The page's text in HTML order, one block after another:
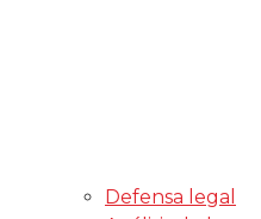
Defensa legal